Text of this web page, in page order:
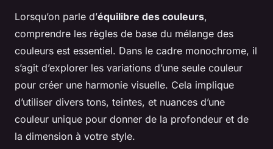
Lorsqu’on parle d’équilibre des couleurs,
comprendre les règles de base du mélange des
couleurs est essentiel. Dans le cadre monochrome, il
s’agit d’explorer les variations d’une seule couleur
pour créer une harmonie visuelle. Cela implique
d’utiliser divers tons, teintes, et nuances d’une
couleur unique pour donner de la profondeur et de
la dimension à votre style.